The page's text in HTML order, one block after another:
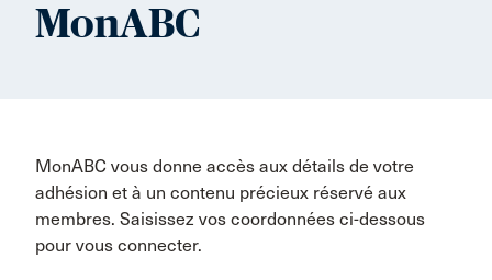
MonABC
MonABC vous donne accès aux détails de votre
adhésion et à un contenu précieux réservé aux
membres. Saisissez vos coordonnées ci-dessous
pour vous connecter.